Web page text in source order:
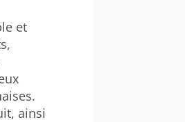
et
ainsi